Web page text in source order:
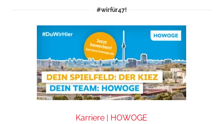
#wirfür47!
Karriere | HOWOGE